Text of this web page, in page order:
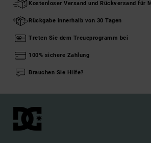
Kostenloser Versand und Rückversand für
Rückgabe innerhalb von 30 Tagen
Treten Sie dem Treueprogramm bei
100% sichere Zahlung
Brauchen Sie Hilfe?